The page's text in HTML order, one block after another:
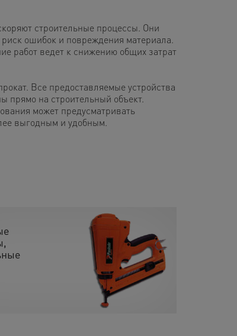
строительные процессы. Они
ошибок и повреждения материала.
работ ведет к снижению общих затрат
Все предоставляемые устройства
прямо на строительный объект.
может предусматривать
выгодным и удобным.